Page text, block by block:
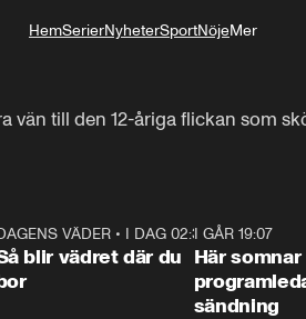
HemSerierNyheterSportNöjeMer
vän till den 12-åriga flickan som
1:06
VÄDER• I DAG 02:30
blir vädret där du
I GÅR 19:07
Här somnar
sändning